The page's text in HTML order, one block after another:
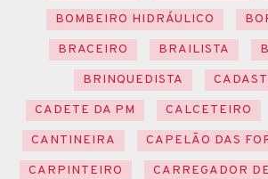
BOMBEIRO HIDRÁULICO
BRACEIRO
BRAILISTA
BRINQUEDISTA
CADETE DA PM
CALCETEIRO
CANTINEIRA
CAPELÃO DAS
CARPINTEIRO
CARREGADOR